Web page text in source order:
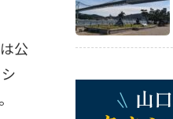
公